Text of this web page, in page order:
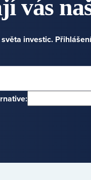
vás
investic.